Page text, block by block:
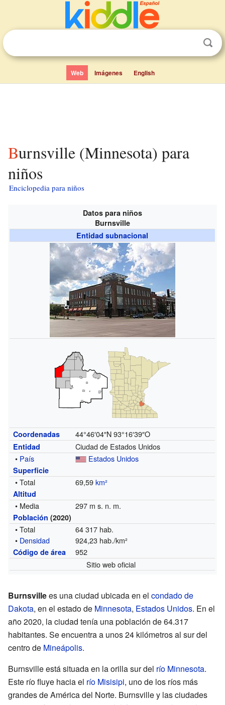
Web Imágenes English
Burnsville (Minnesota) para
niños
Enciclopedia para niños
Datos para niños
Burnsville
Entidad subnacional
Coordenadas 44°46′04″N 93°16′39″O
Entidad
Ciudad de Estados Unidos
• País Estados Unidos
Superficie
• Total 69,59km²
Altitud
• Media 297 m s. n. m.
Población (2020)
• Total
64 317 hab.
• Densidad 924,23 hab./km²
Código de área
952
Sitio web oficial
Burnsvillees una ciudad ubicada en el condado de
Dakota, en el estado de Minnesota, Estados Unidos. En el
año 2020, la ciudad tenía una población de 64.317
habitantes. Se encuentra a unos 24 kilómetros al sur del
centro de Mineápolis.
Burnsville está situada en la orilla sur del río Minnesota.
Este río fluye hacia el río Misisipi, uno de los ríos más
grandes de América del Norte. Burnsville y las ciudades